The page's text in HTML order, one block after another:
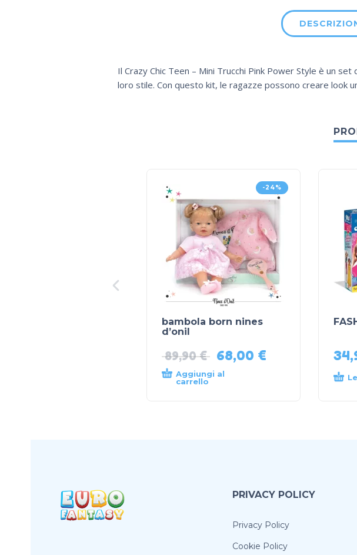
Il Crazy Chic Teen – Mini Trucchi Pink Power Style è un
loro stile. Con questo kit, le ragazze possono creare look
-24%
bambola born nines
d’onil
89,90€ 68,00 €
Aggiungi al
carrello
PRIVACY POLICY
Privacy Policy
Cookie Policy